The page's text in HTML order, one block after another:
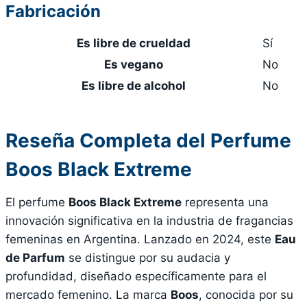
Fabricación
Es libre de crueldad
Sí
Es vegano
No
Es libre de alcohol
No
Reseña Completa del Perfume
Boos Black Extreme
El perfume Boos Black Extreme representa una
innovación significativa en la industria de fragancias
femeninas en Argentina. Lanzado en 2024, este Eau
de Parfum se distingue por su audacia y
profundidad, diseñado específicamente para el
mercado femenino. La marca Boos, conocida por su